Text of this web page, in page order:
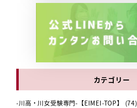
カテゴリー
-川高・川女受験専門-【EIMEI-TOP】
(74)